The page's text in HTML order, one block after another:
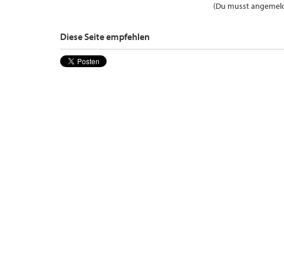
(Du musst
Diese Seite empfehlen